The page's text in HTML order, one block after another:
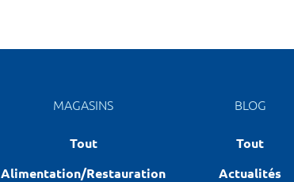
MAGASINS
Tout
Alimentation/Restauration
BLOG
Tout
Actualités